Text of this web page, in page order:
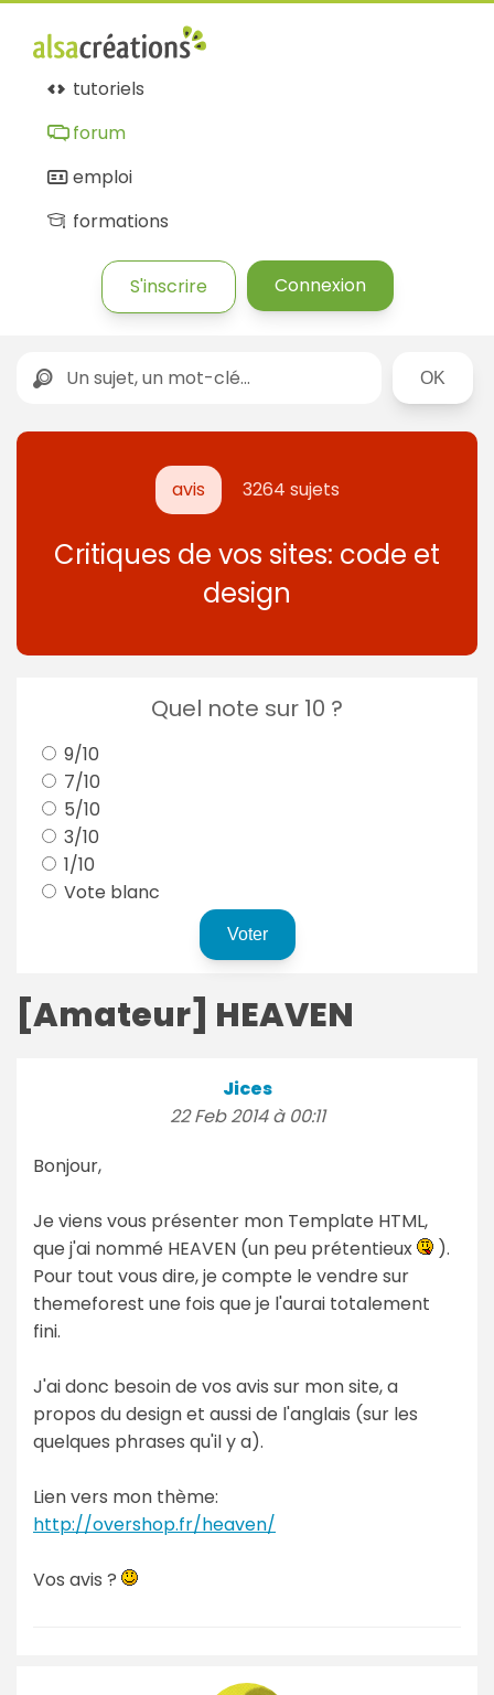
tutoriels
forum
emploi
formations
S'inscrire Connexion
Rechercher
avis 3264 sujets
Critiques de vos sites: code et
design
Quel note sur 10 ?
9/10
7/10
5/10
3/10
1/10
Vote blanc
[Amateur] HEAVEN
Jices
22 Feb 2014 à 00:11
Bonjour,
Je viens vous présenter mon Template HTML,
que j'ai nommé HEAVEN (un peu prétentieux
).
Pour tout vous dire, je compte le vendre sur
themeforest une fois que je l'aurai totalement
fini.
J'ai donc besoin de vos avis sur mon site, a
propos du design et aussi de l'anglais (sur les
quelques phrases qu'il y a).
Lien vers mon thème:
http://overshop.fr/heaven/
Vos avis ?